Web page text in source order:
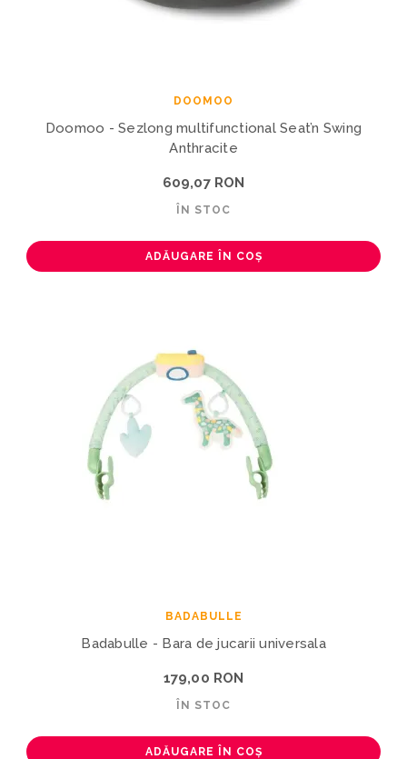
DOOMOO
Doomoo - Sezlong multifunctional Seat’n Swing
Anthracite
609,07 RON
ÎN STOC
ADĂUGARE ÎN COȘ
BADABULLE
Badabulle - Bara de jucarii universala
179,00 RON
ÎN STOC
ADĂUGARE ÎN COȘ